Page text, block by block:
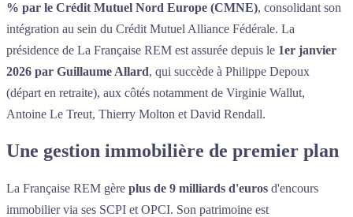
% par le Crédit Mutuel Nord Europe (CMNE), consolidant son
intégration au sein du Crédit Mutuel Alliance Fédérale. La
présidence de La Française REM est assurée depuis le 1er janvier
2026 par Guillaume Allard, qui succède à Philippe Depoux
(départ en retraite), aux côtés notamment de Virginie Wallut,
Antoine Le Treut, Thierry Molton et David Rendall.
Une gestion immobilière de premier plan
La Française REM gère plus de 9 milliards d'euros d'encours
immobilier via ses SCPI et OPCI. Son patrimoine est